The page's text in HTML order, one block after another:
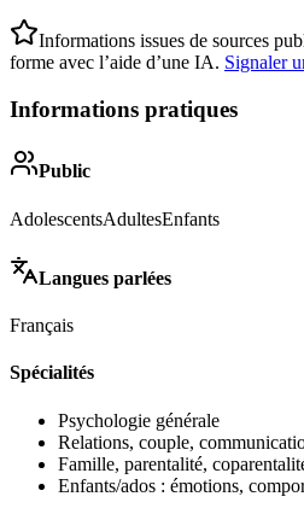
Informations issues de sources
forme avec l’aide d’une IA. Signaler
Informations pratiques
Public
AdolescentsAdultesEnfants
Langues parlées
Français
Spécialités
Psychologie générale
Relations, couple,
Famille, parentalité,
Enfants/ados : émotions,